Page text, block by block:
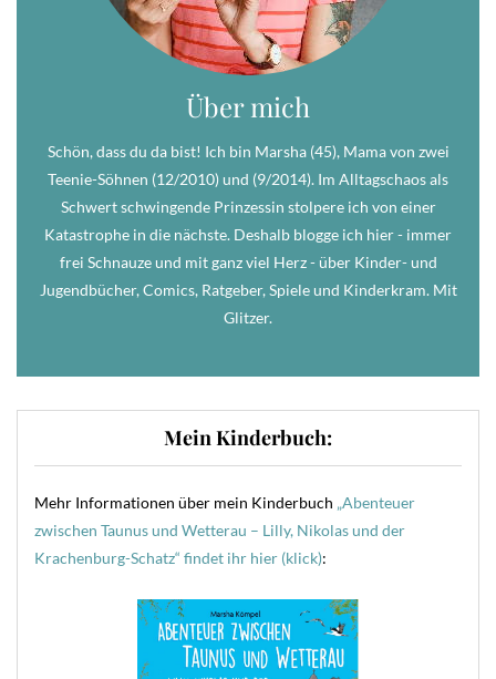
Über mich
Schön, dass du da bist! Ich bin Marsha (45), Mama von zwei
Teenie-Söhnen (12/2010) und (9/2014). Im Alltagschaos als
Schwert schwingende Prinzessin stolpere ich von einer
Katastrophe in die nächste. Deshalb blogge ich hier - immer
frei Schnauze und mit ganz viel Herz - über Kinder- und
Jugendbücher, Comics, Ratgeber, Spiele und Kinderkram. Mit
Glitzer.
Mein Kinderbuch:
Mehr Informationen über mein Kinderbuch „Abenteuer
zwischen Taunus und Wetterau – Lilly, Nikolas und der
Krachenburg-Schatz“ findet ihr hier (klick):